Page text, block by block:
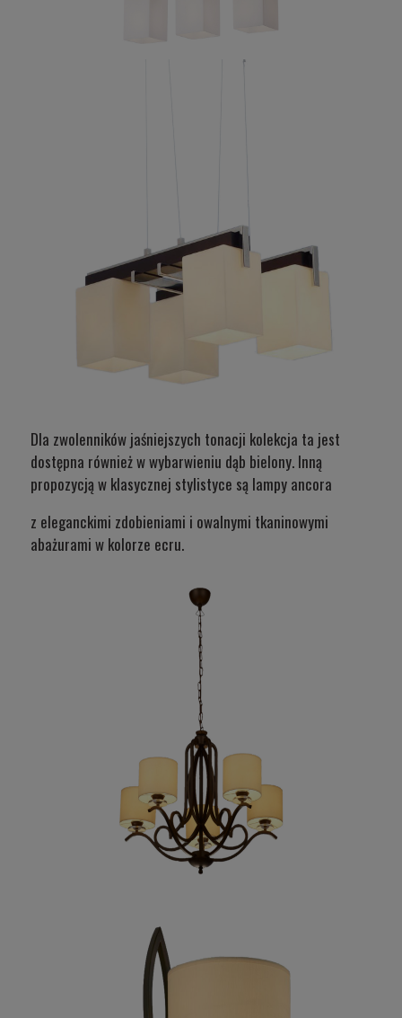
Dla zwolenników jaśniejszych tonacji kolekcja ta jest
dostępna również w wybarwieniu dąb bielony. Inną
propozycją w klasycznej stylistyce są lampy ancora
z eleganckimi zdobieniami i owalnymi tkaninowymi
abażurami w kolorze ecru.